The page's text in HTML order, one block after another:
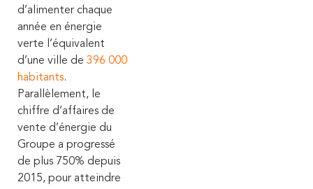
d’alimenter chaque
année en énergie
verte l’équivalent
d’une ville de 396 000
habitants.
Parallèlement, le
chiffre d’affaires de
vente d’énergie du
Groupe a progressé
de plus 750% depuis
2015, pour atteindre